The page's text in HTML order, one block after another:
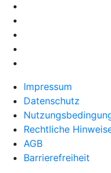
Impressum
Datenschutz
Rechtliche
AGB
Barrierefreiheit